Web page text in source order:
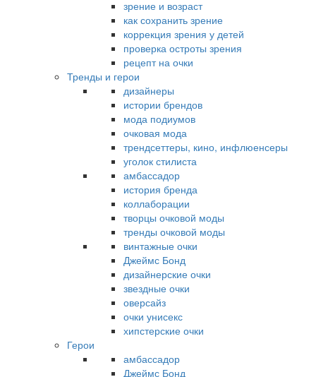
зрение и возраст
как сохранить зрение
коррекция зрения у детей
проверка остроты зрения
рецепт на очки
Тренды и герои
дизайнеры
истории брендов
мода подиумов
очковая мода
трендсеттеры, кино, инфлюенсеры
уголок стилиста
амбассадор
история бренда
коллаборации
творцы очковой моды
тренды очковой моды
винтажные очки
Джеймс Бонд
дизайнерские очки
звездные очки
оверсайз
очки унисекс
хипстерские очки
Герои
амбассадор
Джеймс Бонд